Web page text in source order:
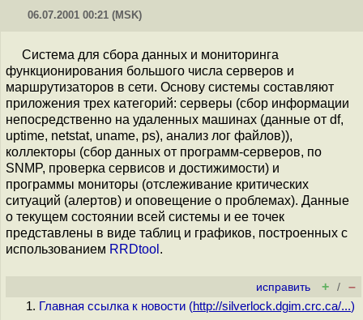
06.07.2001 00:21 (MSK)
Система для сбора данных и мониторинга
функционирования большого числа серверов и
маршрутизаторов в сети. Основу системы составляют
приложения трех категорий: серверы (сбор информации
непосредственно на удаленных машинах (данные от df,
uptime, netstat, uname, ps), анализ лог файлов)),
коллекторы (сбор данных от программ-серверов, по
SNMP, проверка сервисов и достижимости) и
программы мониторы (отслеживание критических
ситуаций (алертов) и оповещение о проблемах). Данные
о текущем состоянии всей системы и ее точек
представлены в виде таблиц и графиков, построенных с
использованием RRDtool .
исправить + / –
Главная ссылка к новости (http://silverlock.dgim.crc.ca/...)